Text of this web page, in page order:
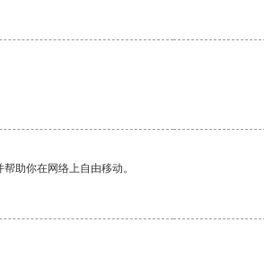
助你在网络上自由移动。